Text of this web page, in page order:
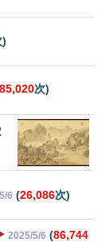
)
85,020次)
6 (26,086次)
2025/5/6 (86,744